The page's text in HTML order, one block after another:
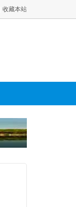
收藏本站